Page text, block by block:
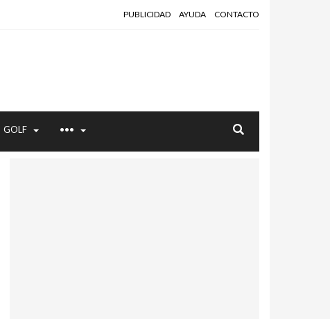
PUBLICIDAD AYUDA CONTACTO
GOLF •••